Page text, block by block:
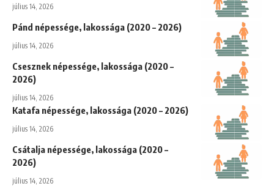
július 14, 2026
Pánd népessége, lakossága (2020 – 2026)
július 14, 2026
Csesznek népessége, lakossága (2020 –
2026)
július 14, 2026
Katafa népessége, lakossága (2020 – 2026)
július 14, 2026
Csátalja népessége, lakossága (2020 –
2026)
július 14, 2026